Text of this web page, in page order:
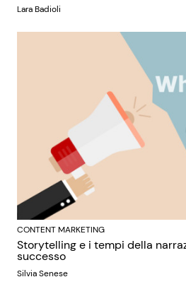
Lara Badioli
CONTENT MARKETING
Storytelling e i tempi della
successo
Silvia Senese